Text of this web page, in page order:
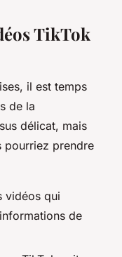
TikTok
il est temps
de la
délicat, mais
pourriez prendre
vidéos qui
de